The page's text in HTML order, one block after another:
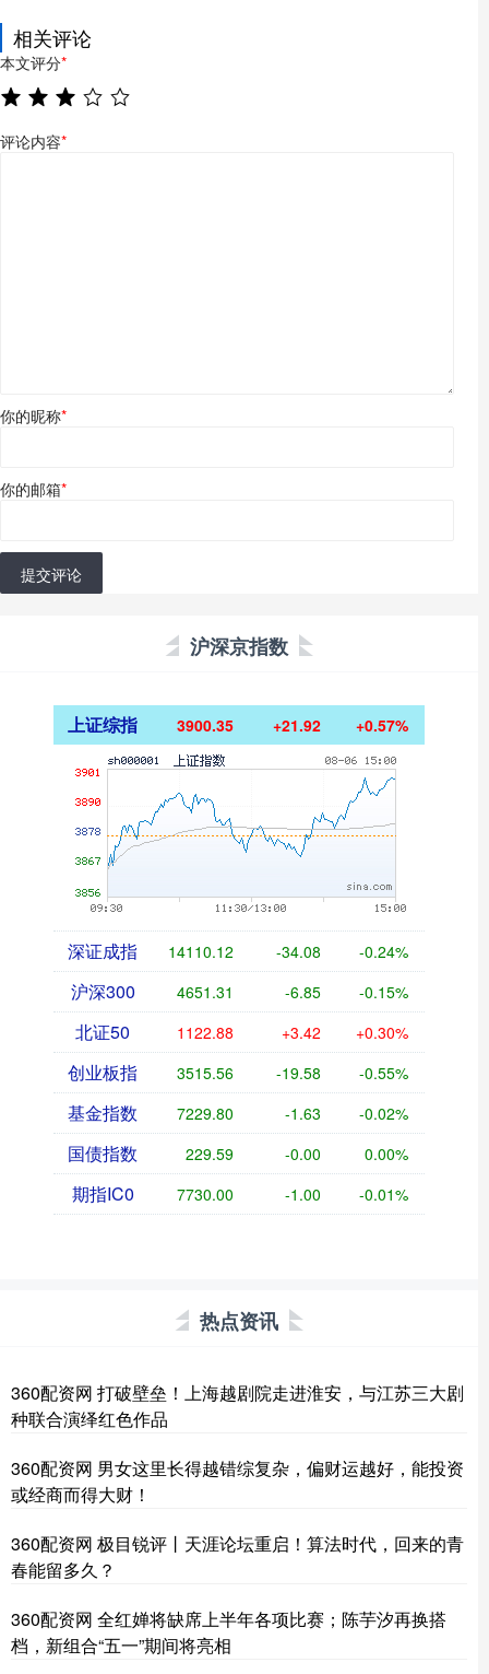
相关评论
本文评分*
评论内容*
你的昵称*
你的邮箱*
提交评论
沪深京指数
上证综指 3900.35 +21.92 +0.57%
深证成指 14110.12 -34.08 -0.24%
沪深300 4651.31 -6.85 -0.15%
北证50 1122.88 +3.42 +0.30%
创业板指 3515.56 -19.58 -0.55%
基金指数 7229.80 -1.63 -0.02%
国债指数 229.59 -0.00 0.00%
期指IC0 7730.00 -1.00 -0.01%
热点资讯
360配资网 打破壁垒！上海越剧院走进淮安，与江苏三大剧
种联合演绎红色作品
360配资网 男女这里长得越错综复杂，偏财运越好，能投资
或经商而得大财！
360配资网 极目锐评丨天涯论坛重启！算法时代，回来的青
春能留多久？
360配资网 全红婵将缺席上半年各项比赛；陈芋汐再换搭
档，新组合“五一”期间将亮相